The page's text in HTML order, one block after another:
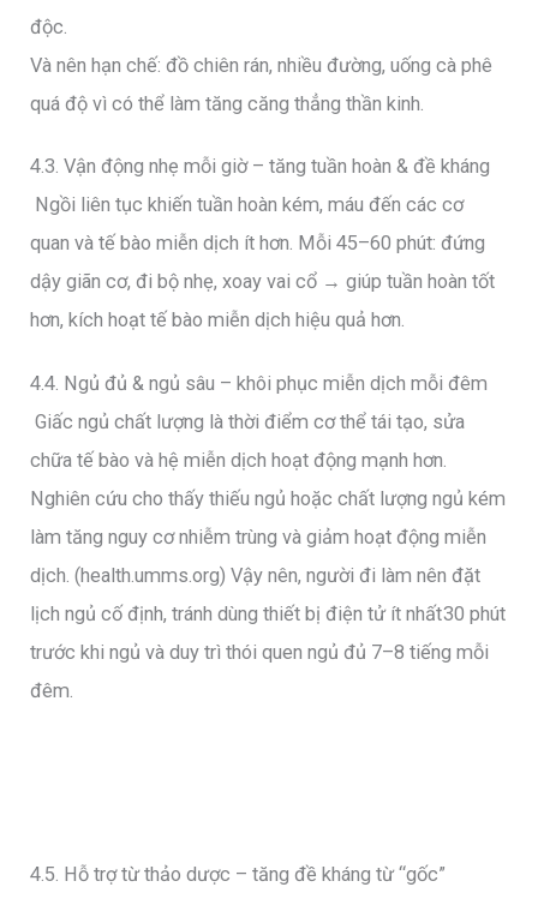
độc.
Và nên hạn chế: đồ chiên rán, nhiều đường, uống cà phê
quá độ vì có thể làm tăng căng thẳng thần kinh.
4.3. Vận động nhẹ mỗi giờ – tăng tuần hoàn & đề kháng
Ngồi liên tục khiến tuần hoàn kém, máu đến các cơ
quan và tế bào miễn dịch ít hơn. Mỗi 45–60 phút: đứng
dậy giãn cơ, đi bộ nhẹ, xoay vai cổ → giúp tuần hoàn tốt
hơn, kích hoạt tế bào miễn dịch hiệu quả hơn.
4.4. Ngủ đủ & ngủ sâu – khôi phục miễn dịch mỗi đêm
Giấc ngủ chất lượng là thời điểm cơ thể tái tạo, sửa
chữa tế bào và hệ miễn dịch hoạt động mạnh hơn.
Nghiên cứu cho thấy thiếu ngủ hoặc chất lượng ngủ kém
làm tăng nguy cơ nhiễm trùng và giảm hoạt động miễn
dịch. (health.umms.org) Vậy nên, người đi làm nên đặt
lịch ngủ cố định, tránh dùng thiết bị điện tử ít nhất 30 phút
trước khi ngủ và duy trì thói quen ngủ đủ 7–8 tiếng mỗi
đêm.
4.5. Hỗ trợ từ thảo dược – tăng đề kháng từ “gốc”